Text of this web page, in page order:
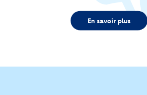
En savoir plus